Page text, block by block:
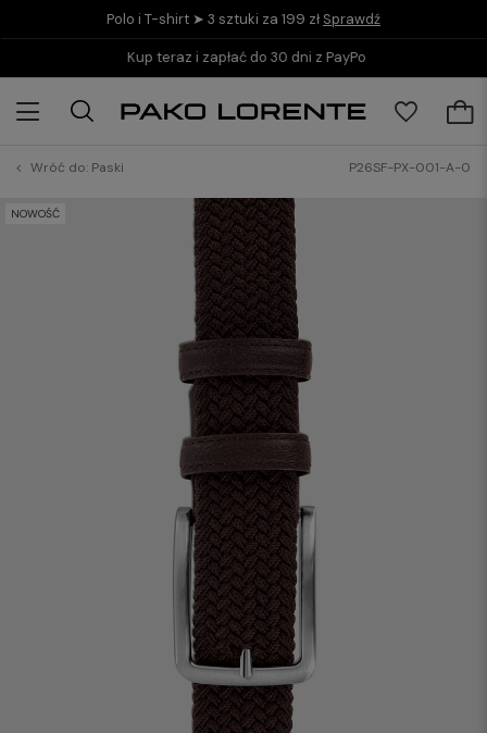
Polo i T-shirt ➤ 3 sztuki za 199 zł Sprawdź
Kup teraz i zapłać do 30 dni z PayPo
Wróć do: Paski P26SF-PX-001-A-0
NOWOŚĆ